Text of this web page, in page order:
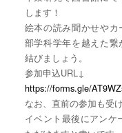
します！
絵本の読み聞かせや
部学科学年を越えた繋
結びましょう。
参加申込URL↓
https://forms.gle/
なお、直前の参加も受
イベント最後にアン